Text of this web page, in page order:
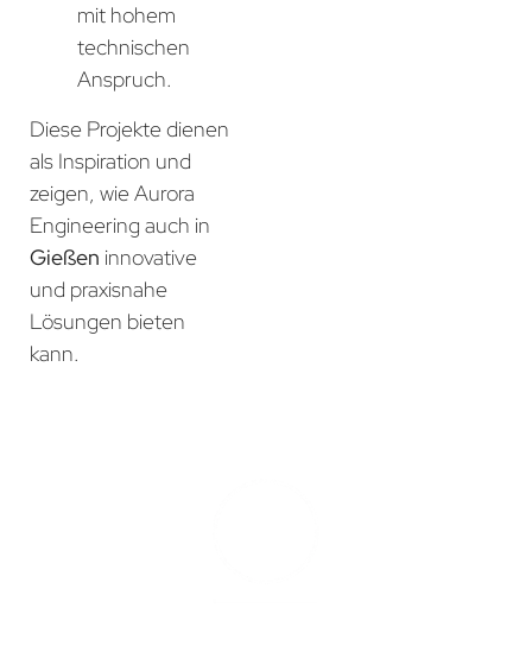
mit hohem
technischen
Anspruch.
Diese Projekte dienen
als Inspiration und
zeigen, wie Aurora
Engineering auch in
Gießen innovative
und praxisnahe
Lösungen bieten
kann.